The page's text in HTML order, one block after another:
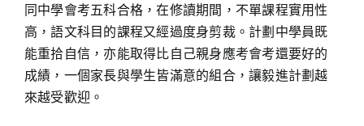
同中學會考五科合格，在修讀期間，不單課程實用性
高，語文科目的課程又經過度身剪裁。計劃中學員既
能重拾自信，亦能取得比自己親身應考會考還要好的
成績，一個家長與學生皆滿意的組合，讓毅進計劃越
來越受歡迎。